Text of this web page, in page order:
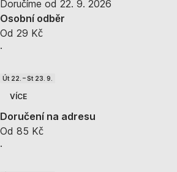
Doručíme od 22. 9. 2026
Osobní odběr
Od 29 Kč
·
Út 22. – St 23. 9.
VÍCE
Doručení na adresu
Od 85 Kč
·